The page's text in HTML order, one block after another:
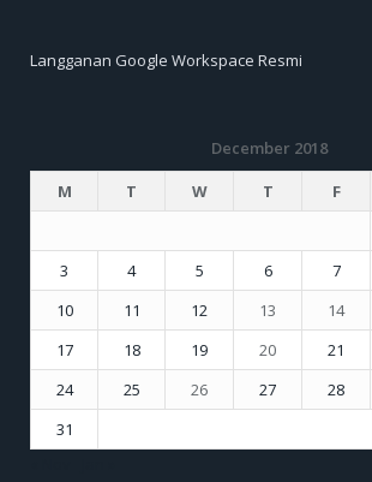
Langganan Google Workspace Resmi
December 2018
M
T W T F
3
4 5 6 7
10
11 12 13 14
17
18 19 20 21
24
25 26 27 28
31